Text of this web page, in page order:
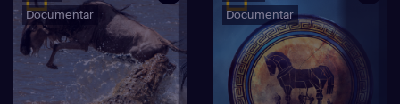
Documentar
Documentar